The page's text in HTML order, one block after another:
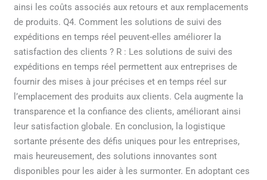
ainsi les coûts associés aux retours et aux remplacements
de produits. Q4. Comment les solutions de suivi des
expéditions en temps réel peuvent-elles améliorer la
satisfaction des clients ? R : Les solutions de suivi des
expéditions en temps réel permettent aux entreprises de
fournir des mises à jour précises et en temps réel sur
l’emplacement des produits aux clients. Cela augmente la
transparence et la confiance des clients, améliorant ainsi
leur satisfaction globale. En conclusion, la logistique
sortante présente des défis uniques pour les entreprises,
mais heureusement, des solutions innovantes sont
disponibles pour les aider à les surmonter. En adoptant ces